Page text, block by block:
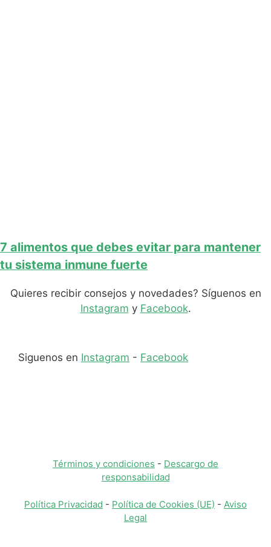
7 alimentos que debes evitar para mantener
tu sistema inmune fuerte
Quieres recibir consejos y novedades? Síguenos en
Instagram y Facebook.
Siguenos en Instagram - Facebook
Términos y condiciones - Descargo de
responsabilidad
Política Privacidad - Política de Cookies (UE) - Aviso
Legal